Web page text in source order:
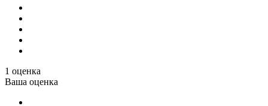
1 оценка
Ваша оценка